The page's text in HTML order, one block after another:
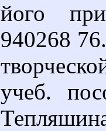
його
940268
учеб.